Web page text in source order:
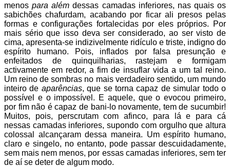
menospara alémdessas camadas inferiores, nas quais os
sabichões chafurdam, acabando por ficar ali presos pelas
formas e configurações fortalecidas por eles próprios. Por
mais sério que isso deva ser considerado, ao ser visto de
cima, apresenta-se indizivelmente ridículo e triste, indigno do
espírito humano. Pois, inflados por falsa presunção e
enfeitados de quinquilharias, rastejam e formigam
activamente em redor, a fim de insuflar vida a um tal reino.
Um reino de sombras no mais verdadeiro sentido, um mundo
inteiro de aparências, que se torna capaz de simular todo o
possível e o impossível. E aquele, que o evocou primeiro,
por fim não é capaz de bani-lo novamente, tem de sucumbir!
Muitos, pois, perscrutam com afinco, para lá e para cá
nessas camadas inferiores, supondo com orgulho que altura
colossal alcançaram dessa maneira. Um espírito humano,
claro e singelo, no entanto, pode passar descuidadamente,
sem mais nem menos, por essas camadas inferiores, sem ter
de aí se deter de algum modo.